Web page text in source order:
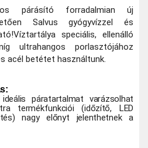
párásító forradalmian új
Salvus gyógyvízzel és
Víztartálya speciális, ellenálló
ultrahangos porlasztójához
acél betétet használtunk.
páratartalmat varázsolhat
termékfunkciói (időzítő, LED
nagy előnyt jelenthetnek a